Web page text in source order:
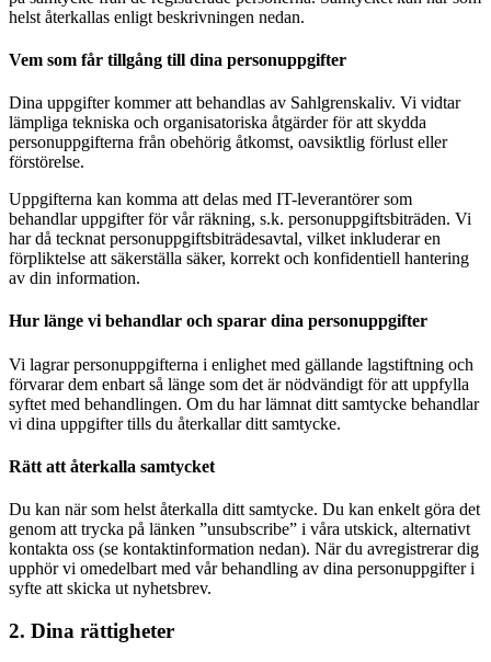
helst återkallas enligt beskrivningen nedan.
Vem som får tillgång till dina personuppgifter
Dina uppgifter kommer att behandlas av Sahlgrenskaliv. Vi vidtar
lämpliga tekniska och organisatoriska åtgärder för att skydda
personuppgifterna från obehörig åtkomst, oavsiktlig förlust eller
förstörelse.
Uppgifterna kan komma att delas med IT-leverantörer som
behandlar uppgifter för vår räkning, s.k. personuppgiftsbiträden. Vi
har då tecknat personuppgiftsbiträdesavtal, vilket inkluderar en
förpliktelse att säkerställa säker, korrekt och konfidentiell hantering
av din information.
Hur länge vi behandlar och sparar dina personuppgifter
Vi lagrar personuppgifterna i enlighet med gällande lagstiftning och
förvarar dem enbart så länge som det är nödvändigt för att uppfylla
syftet med behandlingen. Om du har lämnat ditt samtycke behandlar
vi dina uppgifter tills du återkallar ditt samtycke.
Rätt att återkalla samtycket
Du kan när som helst återkalla ditt samtycke. Du kan enkelt göra det
genom att trycka på länken ”unsubscribe” i våra utskick, alternativt
kontakta oss (se kontaktinformation nedan). När du avregistrerar dig
upphör vi omedelbart med vår behandling av dina personuppgifter i
syfte att skicka ut nyhetsbrev.
2. Dina rättigheter